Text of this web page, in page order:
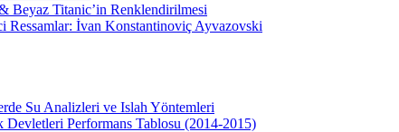
Beyaz Titanic’in Renklendirilmesi
Ressamlar: İvan Konstantinoviç Ayvazovski
Su Analizleri ve Islah Yöntemleri
Devletleri Performans Tablosu (2014-2015)